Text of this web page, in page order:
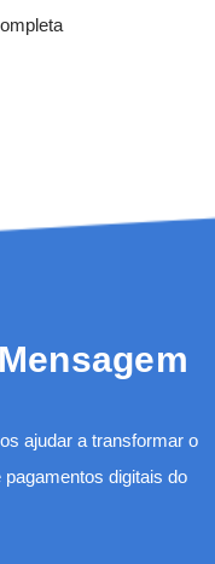
ajudar a transformar o
digitais do